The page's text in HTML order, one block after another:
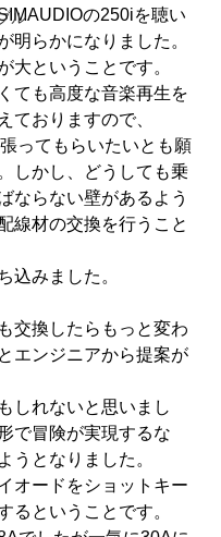
ル
の250iを聴い
明らかになりました。
大ということです。
ても高度な音楽再生を
ておりますので、
ってもらいたいとも願
しかし、どうしても乗
ならない壁があるよう
線材の交換を行うこと
込みました。
交換したらもっと変わ
エンジニアから提案が
しれないと思いまし
で冒険が実現するな
うとなりました。
オードをショットキー
るということです。